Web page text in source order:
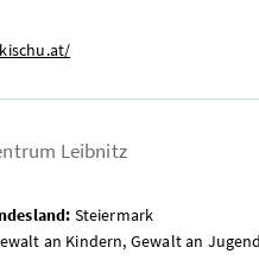
Leibnitz
Steiermark
an Kindern, Gewalt an